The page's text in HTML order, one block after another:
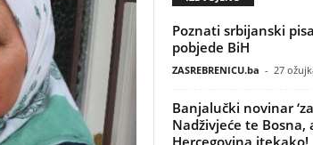
Poznati srbijanski
pobjede BiH
ZASREBRENICU.ba - 27
Banjalučki novinar
Nadživjeće te Bosna,
Hercegovina itekako!